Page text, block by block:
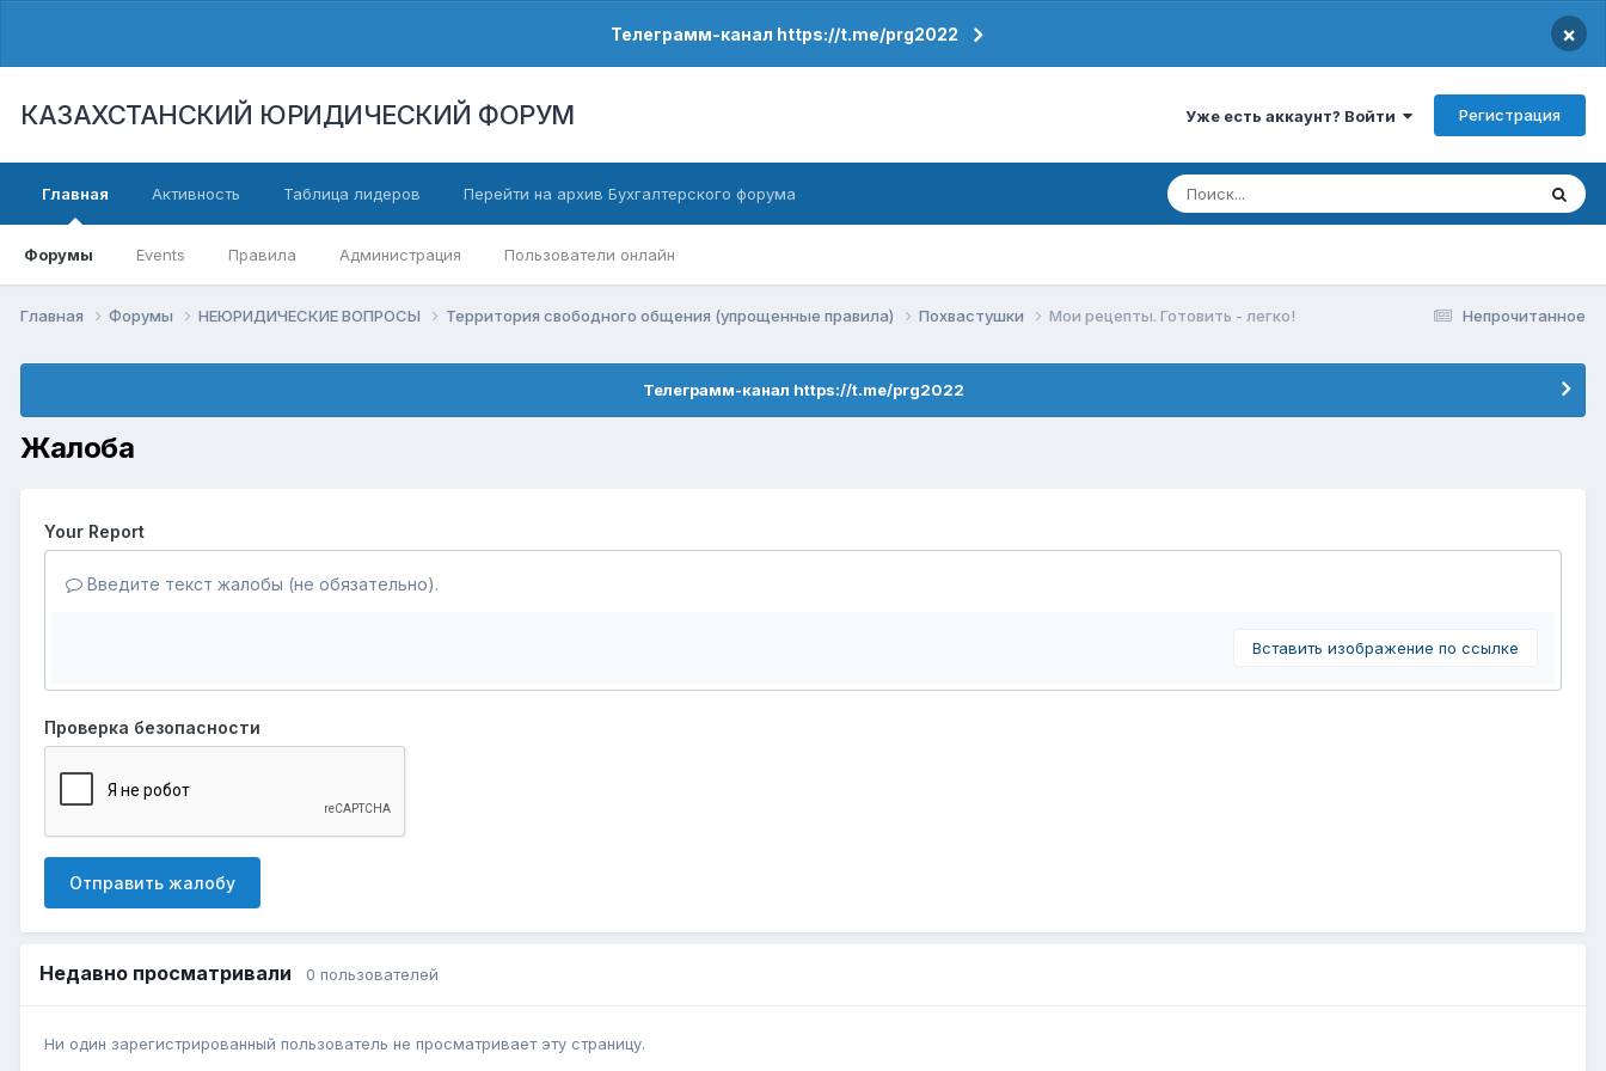
Телеграмм-канал https://t.me/prg2022 ×
КАЗАХСТАНСКИЙ ЮРИДИЧЕСКИЙ ФОРУМ Уже есть аккаунт? Войти Регистрация
Главная
Форумы Events Правила Администрация Пользователи онлайн
Активность Таблица лидеров Перейти на архив Бухгалтерского форума
Непрочитанное
Главная Форумы НЕЮРИДИЧЕСКИЕ ВОПРОСЫ Территория свободного общения (упрощенные правила) Похвастушки Мои рецепты. Готовить - легко!
Телеграмм-канал https://t.me/prg2022
Жалоба
Your Report
Введите текст жалобы (не обязательно).
Вставить изображение по ссылке
Проверка безопасности
Отправить жалобу
Недавно просматривали 0 пользователей
Ни один зарегистрированный пользователь не просматривает эту страницу.